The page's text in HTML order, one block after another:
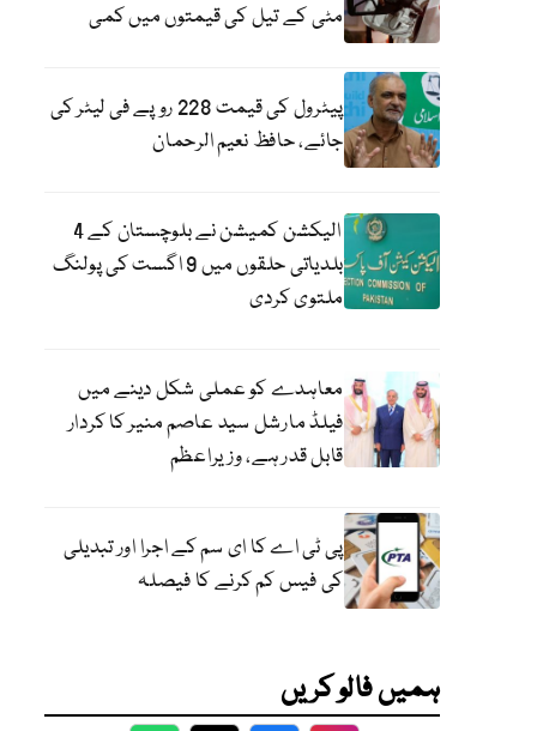
مٹی کے تیل کی قیمتوں میں کمی
پیٹرول کی قیمت 228 روپے فی لیٹر کی
جائے، حافظ نعیم الرحمان
الیکشن کمیشن نے بلوچستان کے 4
بلدیاتی حلقوں میں 9 اگست کی پولنگ
ملتوی کردی
معاہدے کو عملی شکل دینے میں
فیلڈ مارشل سید عاصم منیر کا کردار
قابل قدر ہے، وزیراعظم
پی ٹی اے کا ای سم کے اجرا اور تبدیلی
کی فیس کم کرنے کا فیصلہ
ہمیں فالو کریں